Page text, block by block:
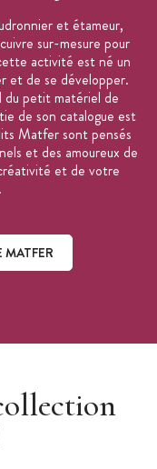
et étameur,
sur-mesure pour
activité est né un
et de se développer.
du petit matériel de
de son catalogue est
Matfer sont pensés
et des amoureux de
et de votre